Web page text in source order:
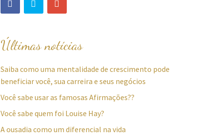
Últimas notícias
Saiba como uma mentalidade de crescimento pode
beneficiar você, sua carreira e seus negócios
Você sabe usar as famosas Afirmações??
Você sabe quem foi Louise Hay?
A ousadia como um diferencial na vida